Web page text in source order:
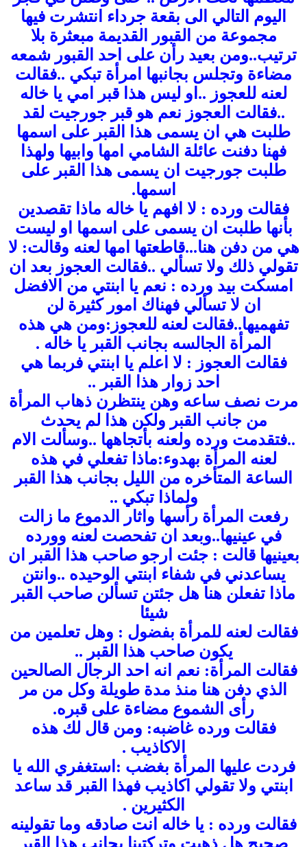
اليوم التالي الى بقعة جرداء انتشرت فيها
مجموعة من القبور القديمة مبعثرة بلا
ترتيب..ومن بعيد رأن على احد القبور شمعه
مضاءة وتجلس بجانبها امرأة تبكي ..فقالت
لعنه للعجوز ..او ليس هذا قبر امي يا خاله
..فقالت العجوز نعم هو قبر جورجيت لقد
طلبت هي ان يسمى هذا القبر على اسمها
فهنا دفنت عائلة الشامي امها وابيها ولهذا
طلبت جورجيت ان يسمى هذا القبر على
اسمها.
فقالت ورده : لا افهم يا خاله ماذا تقصدين
بأنها طلبت ان يسمى على اسمها او ليست
هي من دفن هنا...قاطعتها امها لعنه وقالت: لا
تقولي ذلك ولا تسألي ..فقالت العجوز بعد ان
امسكت بيد ورده : نعم يا ابنتي من الافضل
ان لا تسألي فهناك امور كثيرة لن
تفهميها..فقالت لعنه للعجوز:ومن هي هذه
المرأة الجالسه بجانب القبر يا خاله .
فقالت العجوز : لا اعلم يا ابنتي فربما هي
احد زوار هذا القبر ..
مرت نصف ساعه وهن ينتظرن ذهاب المرأة
من جانب القبر ولكن هذا لم يحدث
..فتقدمت ورده ولعنه بأتجاهها ..وسألت الام
لعنه المرأة بهدوء:ماذا تفعلي في هذه
الساعة المتأخره من الليل بجانب هذا القبر
ولماذا تبكي ..
رفعت المرأة رأسها واثار الدموع ما زالت
في عينيها..وبعد ان تفحصت لعنه وورده
بعينيها قالت : جئت ارجو صاحب هذا القبر ان
يساعدني في شفاء ابنتي الوحيده ..وانتن
ماذا تفعلن هنا هل جئتن تسألن صاحب القبر
شيئا
فقالت لعنه للمرأة بفضول : وهل تعلمين من
يكون صاحب هذا القبر ..
فقالت المرأة: نعم انه احد الرجال الصالحين
الذي دفن هنا منذ مدة طويلة وكل من مر
رأى الشموع مضاءة على قبره.
فقالت ورده غاضبه: ومن قال لك هذه
الاكاذيب .
فردت عليها المرأة بغضب :استغفري الله يا
ابنتي ولا تقولي اكاذيب فهذا القبر قد ساعد
الكثيرين .
فقالت ورده : يا خاله انت صادقه وما تقولينه